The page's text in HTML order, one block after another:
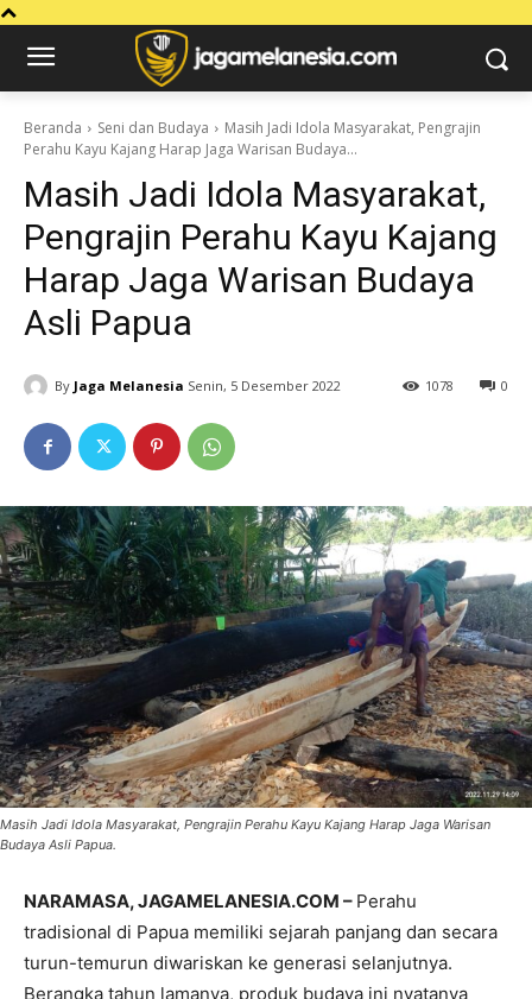
Beranda Seni dan Budaya
Masih Jadi Idola Masyarakat, Pengrajin
Perahu Kayu Kajang Harap Jaga Warisan Budaya...
Masih Jadi Idola Masyarakat,
Pengrajin Perahu Kayu Kajang
Harap Jaga Warisan Budaya
Asli Papua
By Jaga Melanesia Senin, 5 Desember 2022 0
1078
Masih Jadi Idola Masyarakat, Pengrajin Perahu Kayu Kajang Harap Jaga Warisan
Budaya Asli Papua.
NARAMASA, JAGAMELANESIA.COM – Perahu
tradisional di Papua memiliki sejarah panjang dan secara
turun-temurun diwariskan ke generasi selanjutnya.
Berangka tahun lamanya, produk budaya ini nyatanya